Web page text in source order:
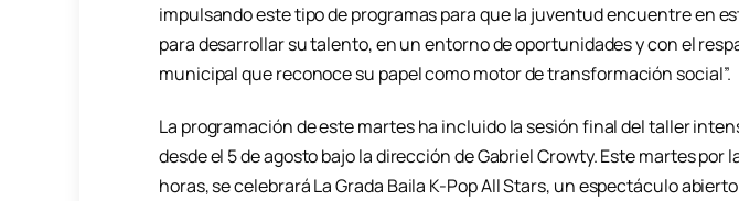
impulsando este tipo de programas para que la juventud encuentre en
para desarrollar su talento, en un entorno de oportunidades y con el
municipal que reconoce su papel como motor de transformación social”.
La programación de este martes ha incluido la sesión final del taller
desde el 5 de agosto bajo la dirección de Gabriel Crowty. Este martes por
horas, se celebrará La Grada Baila K-Pop All Stars, un espectáculo